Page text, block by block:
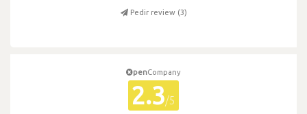
Pedir review (3)
penCompany
2.3/5